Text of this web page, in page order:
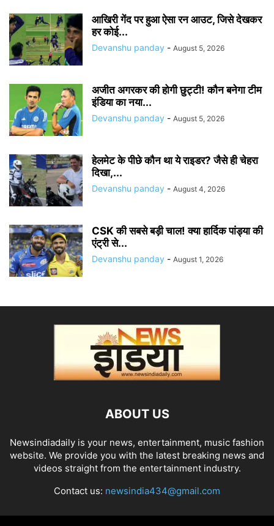
आखिरी गेंद पर हुआ ऐसा रन आउट, जिसे देखकर
हर कोई...
Devanshu panday - August 5, 2026
अजीत अगरकर की होगी छुट्टी! कौन बनेगा टीम
इंडिया का नया...
Devanshu panday - August 5, 2026
हेलमेट के पीछे कौन था ये राइडर? जैसे ही चेहरा
दिखा,...
Devanshu panday - August 4, 2026
CSK की सबसे बड़ी चाल! क्या हार्दिक पांड्या की
एंट्री से...
Devanshu panday - August 1, 2026
ABOUT US
Newsindiadaily is your news, entertainment, music fashion
website. We provide you with the latest breaking news and
videos straight from the entertainment industry.
Contact us: newsindia434@gmail.com